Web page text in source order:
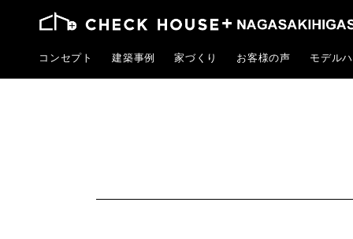
コンセプト 建築事例 家づくり お客様の声 モデル